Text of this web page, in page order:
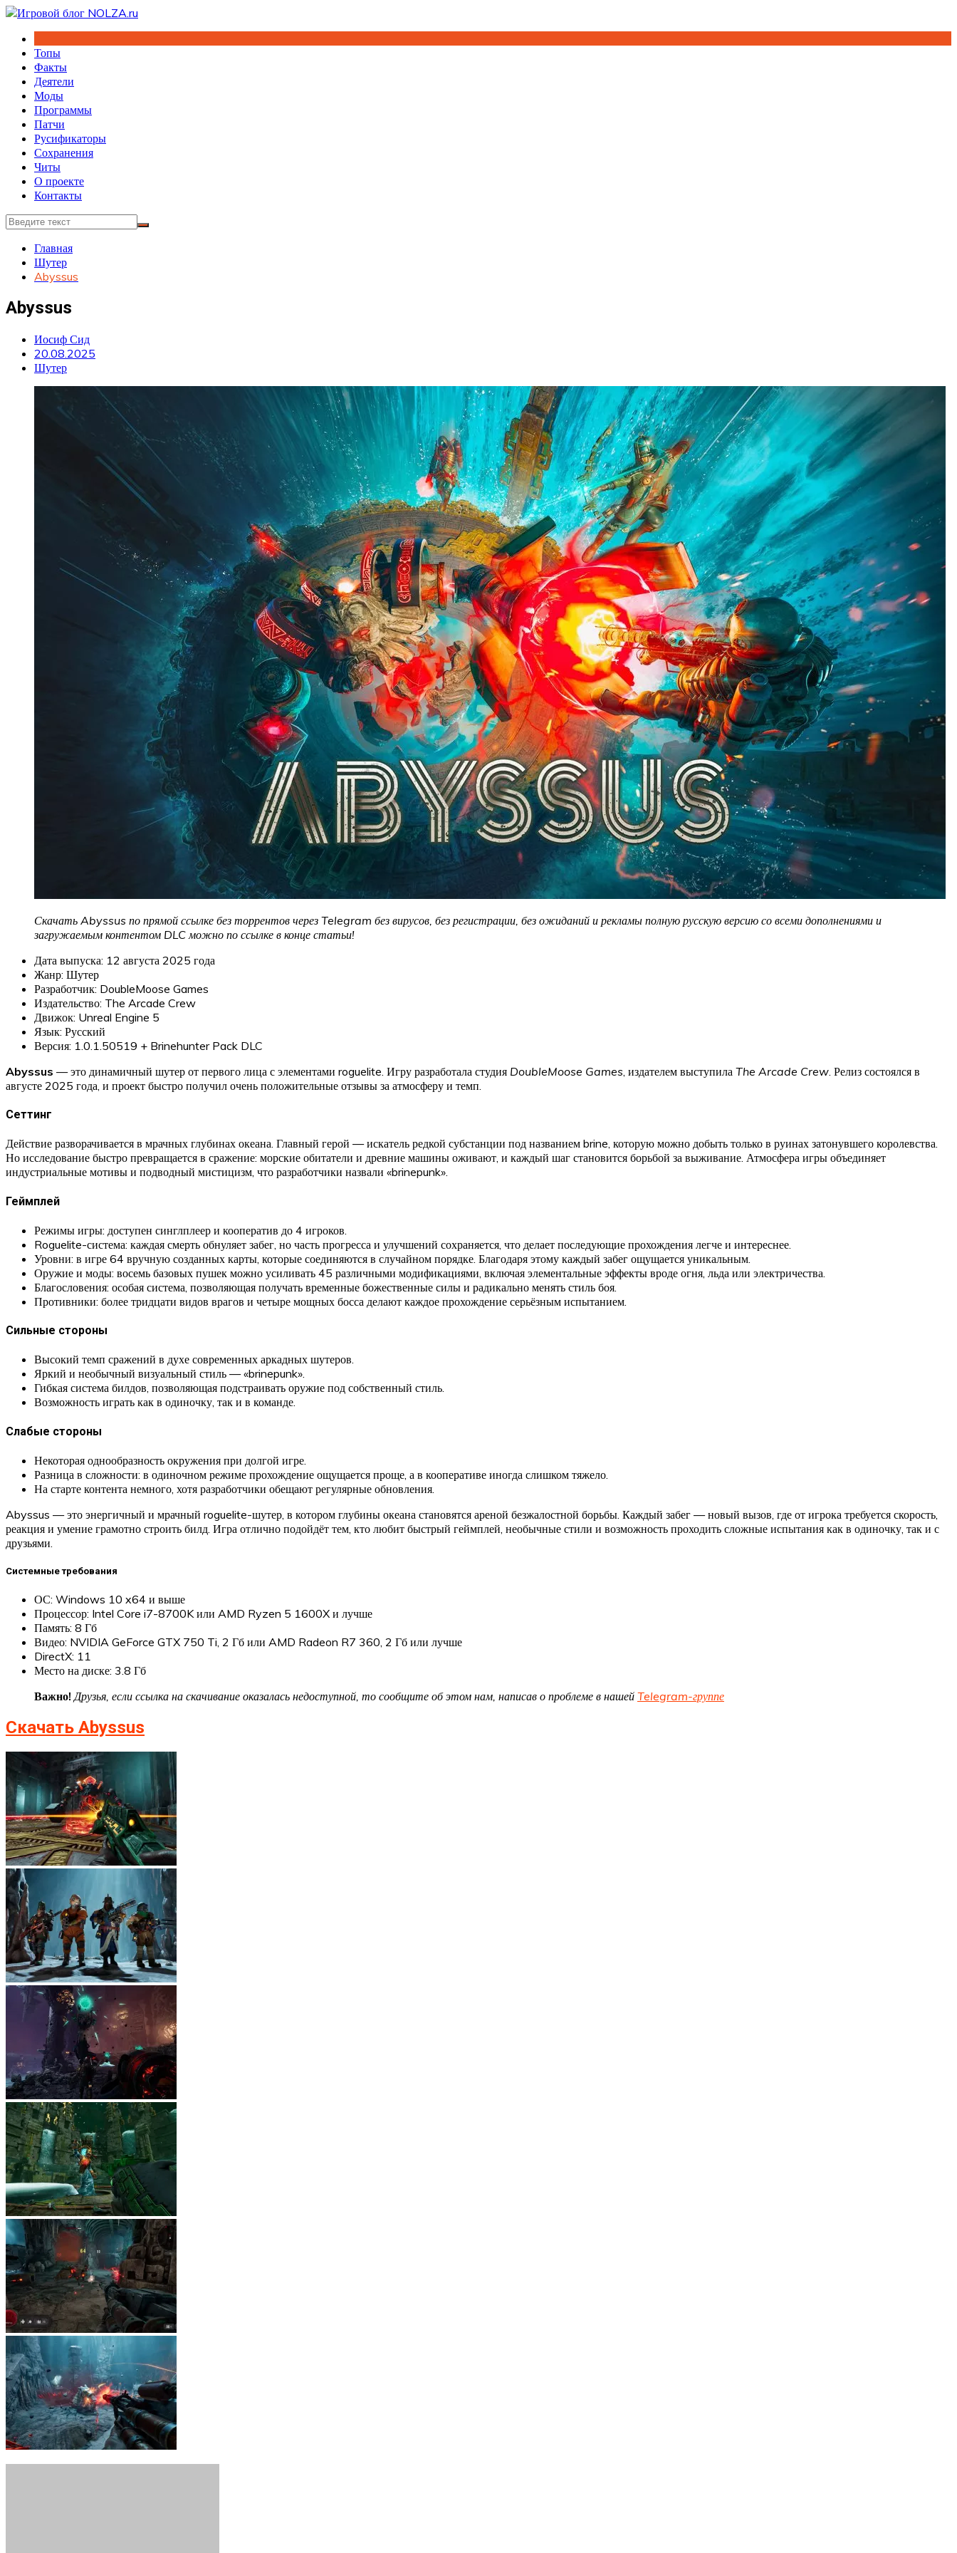
Перейти
содержимому
Топы
Факты
Деятели
Моды
Программы
Патчи
Русификаторы
Сохранения
Читы
О проекте
Контакты
Главная
Шутер
Abyssus
Abyssus
Иосиф Сид
20.08.2025
Шутер
Скачать Abyssus по прямой ссылке без торрентов через Telegram без вирусов, без регистрации, без ожиданий и рекламы полную русскую версию со всеми дополнениями и
загружаемым контентом DLC можно по ссылке в конце статьи!
Дата выпуска: 12 августа 2025 года
Жанр: Шутер
Разработчик: DoubleMoose Games
Издательство: The Arcade Crew
Движок: Unreal Engine 5
Язык: Русский
Версия: 1.0.1.50519 + Brinehunter Pack DLC
Abyssus — это динамичный шутер от первого лица с элементами roguelite. Игру разработала студия DoubleMoose Games , издателем выступила The Arcade Crew . Релиз состоялся в
августе 2025 года, и проект быстро получил очень положительные отзывы за атмосферу и темп.
Сеттинг
Действие разворачивается в мрачных глубинах океана. Главный герой — искатель редкой субстанции под названием brine, которую можно добыть только в руинах затонувшего королевства.
Но исследование быстро превращается в сражение: морские обитатели и древние машины оживают, и каждый шаг становится борьбой за выживание. Атмосфера игры объединяет
индустриальные мотивы и подводный мистицизм, что разработчики назвали «brinepunk».
Геймплей
Режимы игры: доступен синглплеер и кооператив до 4 игроков.
Roguelite-система: каждая смерть обнуляет забег, но часть прогресса и улучшений сохраняется, что делает последующие прохождения легче и интереснее.
Уровни: в игре 64 вручную созданных карты, которые соединяются в случайном порядке. Благодаря этому каждый забег ощущается уникальным.
Оружие и моды: восемь базовых пушек можно усиливать 45 различными модификациями, включая элементальные эффекты вроде огня, льда или электричества.
Благословения: особая система, позволяющая получать временные божественные силы и радикально менять стиль боя.
Противники: более тридцати видов врагов и четыре мощных босса делают каждое прохождение серьёзным испытанием.
Сильные стороны
Высокий темп сражений в духе современных аркадных шутеров.
Яркий и необычный визуальный стиль — «brinepunk».
Гибкая система билдов, позволяющая подстраивать оружие под собственный стиль.
Возможность играть как в одиночку, так и в команде.
Слабые стороны
Некоторая однообразность окружения при долгой игре.
Разница в сложности: в одиночном режиме прохождение ощущается проще, а в кооперативе иногда слишком тяжело.
На старте контента немного, хотя разработчики обещают регулярные обновления.
Abyssus — это энергичный и мрачный roguelite-шутер, в котором глубины океана становятся ареной безжалостной борьбы. Каждый забег — новый вызов, где от игрока требуется скорость,
реакция и умение грамотно строить билд. Игра отлично подойдёт тем, кто любит быстрый геймплей, необычные стили и возможность проходить сложные испытания как в одиночку, так и с
друзьями.
Системные требования
ОС: Windows 10 x64 и выше
Процессор: Intel Core i7-8700K или AMD Ryzen 5 1600X и лучше
Память: 8 Гб
Видео: NVIDIA GeForce GTX 750 Ti, 2 Гб или AMD Radeon R7 360, 2 Гб или лучше
DirectX: 11
Место на диске: 3.8 Гб
Важно!Друзья, если ссылка на скачивание оказалась недоступной, то сообщите об этом нам, написав о проблеме в нашей Telegram-группе
Скачать Abyssus